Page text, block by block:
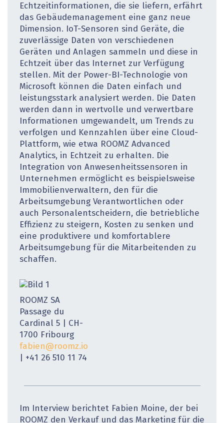
Echtzeitinformationen, die sie liefern, erfährt
das Gebäudemanagement eine ganz neue
Dimension. IoT-Sensoren sind Geräte, die
zuverlässige Daten von verschiedenen
Geräten und Anlagen sammeln und diese in
Echtzeit über das Internet zur Verfügung
stellen. Mit der Power-BI-Technologie von
Microsoft können die Daten einfach und
leistungsstark analysiert werden. Die Daten
werden dann in wertvolle und verwertbare
Informationen umgewandelt, um Trends zu
verfolgen und Kennzahlen über eine Cloud-
Plattform, wie etwa ROOMZ Advanced
Analytics, in Echtzeit zu erhalten. Die
Integration von Anwesenheitssensoren in
Unternehmen ermöglicht es beispielsweise
Immobilienverwaltern, den für die
Arbeitsumgebung Verantwortlichen oder
auch Personalentscheidern, die betriebliche
Effizienz zu steigern, Kosten zu senken und
eine produktivere und komfortablere
Arbeitsumgebung für die Mitarbeitenden zu
schaffen.
ROOMZ SA
Passage du
Cardinal 5 | CH-
1700 Fribourg
fabien@roomz.io
| +41 26 510 11 74
Im Interview berichtet Fabien Moine, der bei
ROOMZ den Verkauf und das Marketing für die